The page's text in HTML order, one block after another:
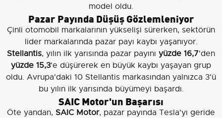
model oldu.
Pazar Payında Düşüş Gözlemleniyor
Çinli otomobil markalarının yükselişi sürerken, sektörün
lider markalarında pazar payı kaybı yaşanıyor.
Stellantis, yılın ilk yarısında pazar payını yüzde 16,7'den
yüzde 15,3'e düşürerek en büyük kaybı yaşayan grup
oldu. Avrupa'daki 10 Stellantis markasından yalnızca 3'ü
bu yılın ilk yarısında büyümeyi başardı.
SAIC Motor'un Başarısı
Öte yandan, SAIC Motor, pazar payında Tesla'yı geride